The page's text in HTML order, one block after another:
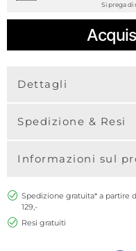
Si prega di
Dettagli
Spedizione & Resi
Informazioni sul
Spedizione gratuita* a partire
129,-
Resi gratuiti